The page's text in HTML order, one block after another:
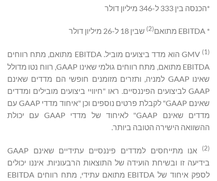
*הכנסה בין 333 ל-346 מיליון דולר
* EBITDA מתואם (2) שבין 18 ל-26 מיליון דולר
(1)
GMV הוא מדד ביצועים מוביל. EBITDA מתואם, מתח רווחים
EBITDA מתואם, מתח רווחים גולמי שאינו GAAP, רווח נטו מדולל
שאינו GAAP למניה, ותזרים מזומנים חופשי הם מדדים שאינם
GAAP לביצועים הפיננסיים. ראו "חיוויי ביצועים מובילים ומדדים
שאינם GAAP" לקבלת פרטים נוספים וכן "איחוד מדדי GAAP עם
מדדים שאינם GAAP" לאיחוד של מדדי GAAP עם יכולת
ההשוואה הישירה הטובה ביותר.
(2)
אנו מתייחסים למדדים פיננסיים עתידיים שאינם GAAP
בידיעה זו ובשיחת הועידה של התוצאות הרבעוניות. איננו יכולים
לספק איחוד של EBITDA מתואם עתידי, מתח רווחים EBITDA